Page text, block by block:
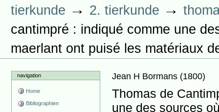
tierkunde → 2. tierkunde →
cantimpré : indiqué comme une
maerlant ont puisé les matériaux
navigation
Home
Bibliographien
Jean H Bormans (1800)
Thomas de
une des sources